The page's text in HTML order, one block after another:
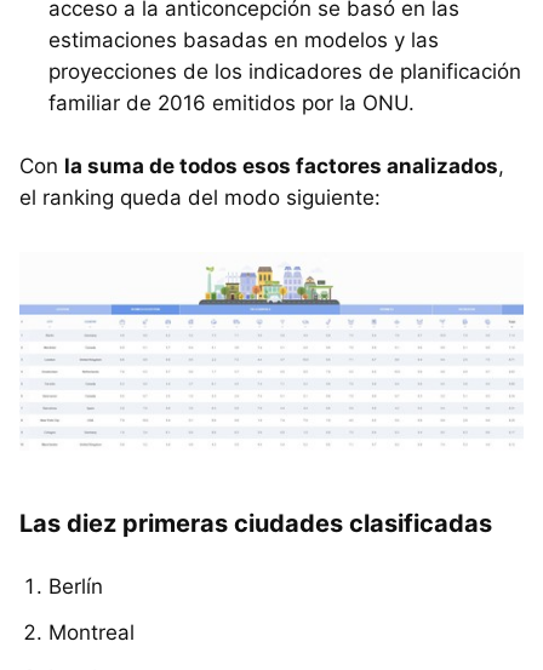
acceso a la anticoncepción se basó en las
estimaciones basadas en modelos y las
proyecciones de los indicadores de planificación
familiar de 2016 emitidos por la ONU.
Con la suma de todos esos factores analizados,
el ranking queda del modo siguiente:
Las diez primeras ciudades clasificadas
Berlín
Montreal